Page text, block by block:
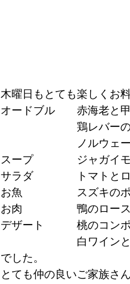
木曜日もとても楽しくお
オードブル　　赤海老と
鶏レバーのクレ
ノルウェーサー
スープ　　　　ジャガイ
サラダ　　　　トマトと
お魚　　　　　スズキの
お肉　　　　　鴨のロー
デザート　　　桃のコン
白ワインとチーズ
でした。
とても仲の良いご家族さ